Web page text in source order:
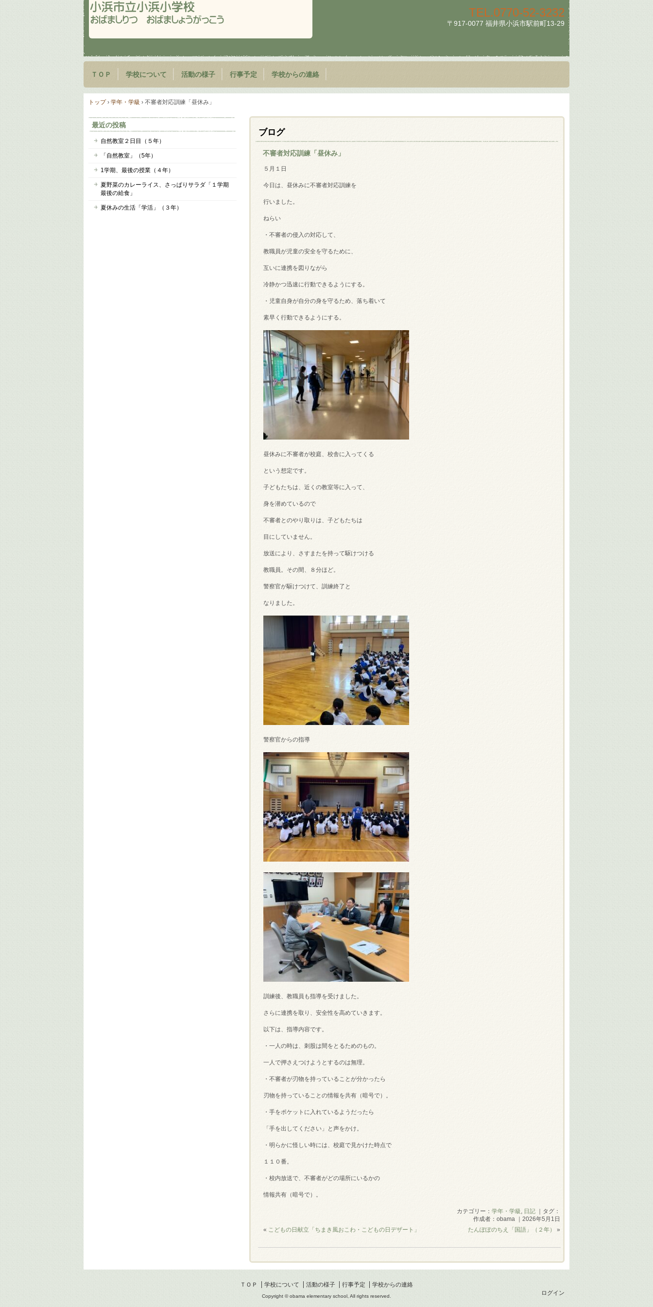
TEL.0770-52-3232
〒917-0077 福井県小浜市駅前町13-29
ＴＯＰ 学校について 活動の様子 行事予定 学校からの連絡
トップ› 学年・学級 › 不審者対応訓練「昼休み」
ブログ
不審者対応訓練「昼休み」
５月１日
今日は、昼休みに不審者対応訓練を
行いました。
ねらい
・不審者の侵入の対応して、
教職員が児童の安全を守るために、
互いに連携を図りながら
冷静かつ迅速に行動できるようにする。
・児童自身が自分の身を守るため、落ち着いて
素早く行動できるようにする。
昼休みに不審者が校庭、校舎に入ってくる
という想定です。
子どもたちは、近くの教室等に入って、
身を潜めているので
不審者とのやり取りは、子どもたちは
目にしていません。
放送により、さすまたを持って駆けつける
教職員。その間、８分ほど。
警察官が駆けつけて、訓練終了と
なりました。
警察官からの指導
訓練後、教職員も指導を受けました。
さらに連携を取り、安全性を高めていきます。
以下は、指導内容です。
・一人の時は、刺股は間をとるためのもの。
一人で押さえつけようとするのは無理。
・不審者が刃物を持っていることが分かったら
刃物を持っていることの情報を共有（暗号で）。
・手をポケットに入れているようだったら
「手を出してください」と声をかけ。
・明らかに怪しい時には、校庭で見かけた時点で
１１０番。
・校内放送で、不審者がどの場所にいるかの
情報共有（暗号で）。
カテゴリー： 学年・学級 , 日記｜タグ：
作成者：obama ｜2026年5月1日
« こどもの日献立「ちまき風おこわ・こどもの日デザート」 たんぽぽのちえ「国語」（２年） »
最近の投稿
自然教室２日目（５年）
「自然教室」（5年）
1学期、最後の授業（４年）
夏野菜のカレーライス、さっぱりサラダ「１学期
最後の給食」
夏休みの生活「学活」（３年）
ＴＯＰ 学校について 活動の様子 行事予定 学校からの連絡
Copyright © obama elementary school, All rights reserved. ログイン